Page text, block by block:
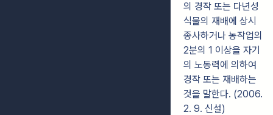
의 경작 또는 다년성
식물의 재배에 상시
종사하거나 농작업의
2분의 1 이상을 자기
의 노동력에 의하여
경작 또는 재배하는
것을 말한다. (2006.
2. 9. 신설)